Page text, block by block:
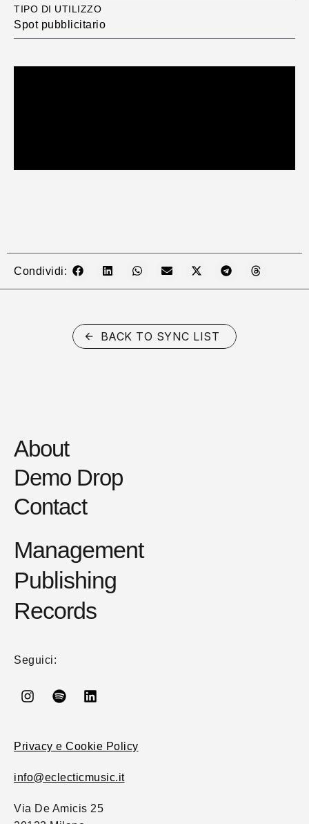
TIPO DI UTILIZZO
Spot pubblicitario
Condividi:
BACK TO SYNC LIST
About
Demo Drop
Contact
Management
Publishing
Records
Seguici:
Privacy e Cookie Policy
info@eclecticmusic.it
Via De Amicis 25